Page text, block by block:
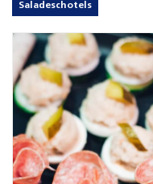
Saladeschotels